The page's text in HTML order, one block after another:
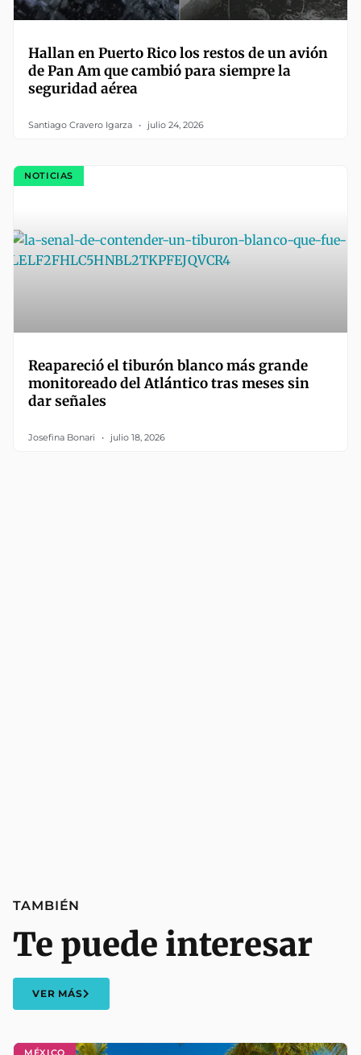
Hallan en Puerto Rico los restos de un avión
de Pan Am que cambió para siempre la
seguridad aérea
Santiago Cravero Igarza julio 24, 2026
NOTICIAS
Reapareció el tiburón blanco más grande
monitoreado del Atlántico tras meses sin
dar señales
Josefina Bonari julio 18, 2026
MÉXICO
TAMBIÉN
Te puede interesar
VER MÁS